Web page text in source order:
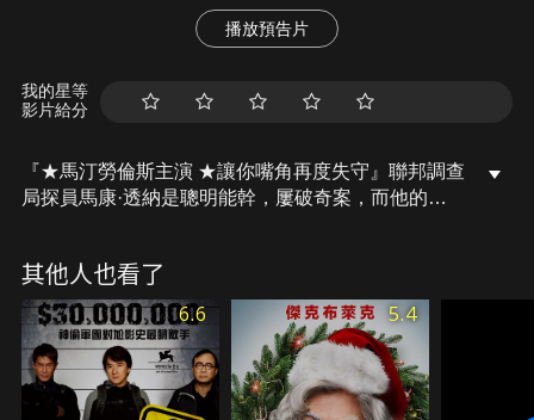
播放預告片
我的星等
影片給分
『★馬汀勞倫斯主演 ★讓你嘴角再度失守』聯邦調查
局探員馬康·透納是聰明能幹，屢破奇案，而他的破
治亞州一個銀行搶劫犯身懷鉅款逃亡了，馬康奉命前
往緝拿，唯一的線索就是搶劫犯的女友雪莉。為了接
近雪莉，馬康施展他的變身特技，化身成了雪莉久未
碰頭的祖母，一個超過300磅的「大嬤嬤」。馬康的
特技堪稱一絕，經過化身易容，成功接近了雪梨。然
而相處久了，馬康卻發現自己愛上了可能有份參與收
其他人也看了
6.6 5.4